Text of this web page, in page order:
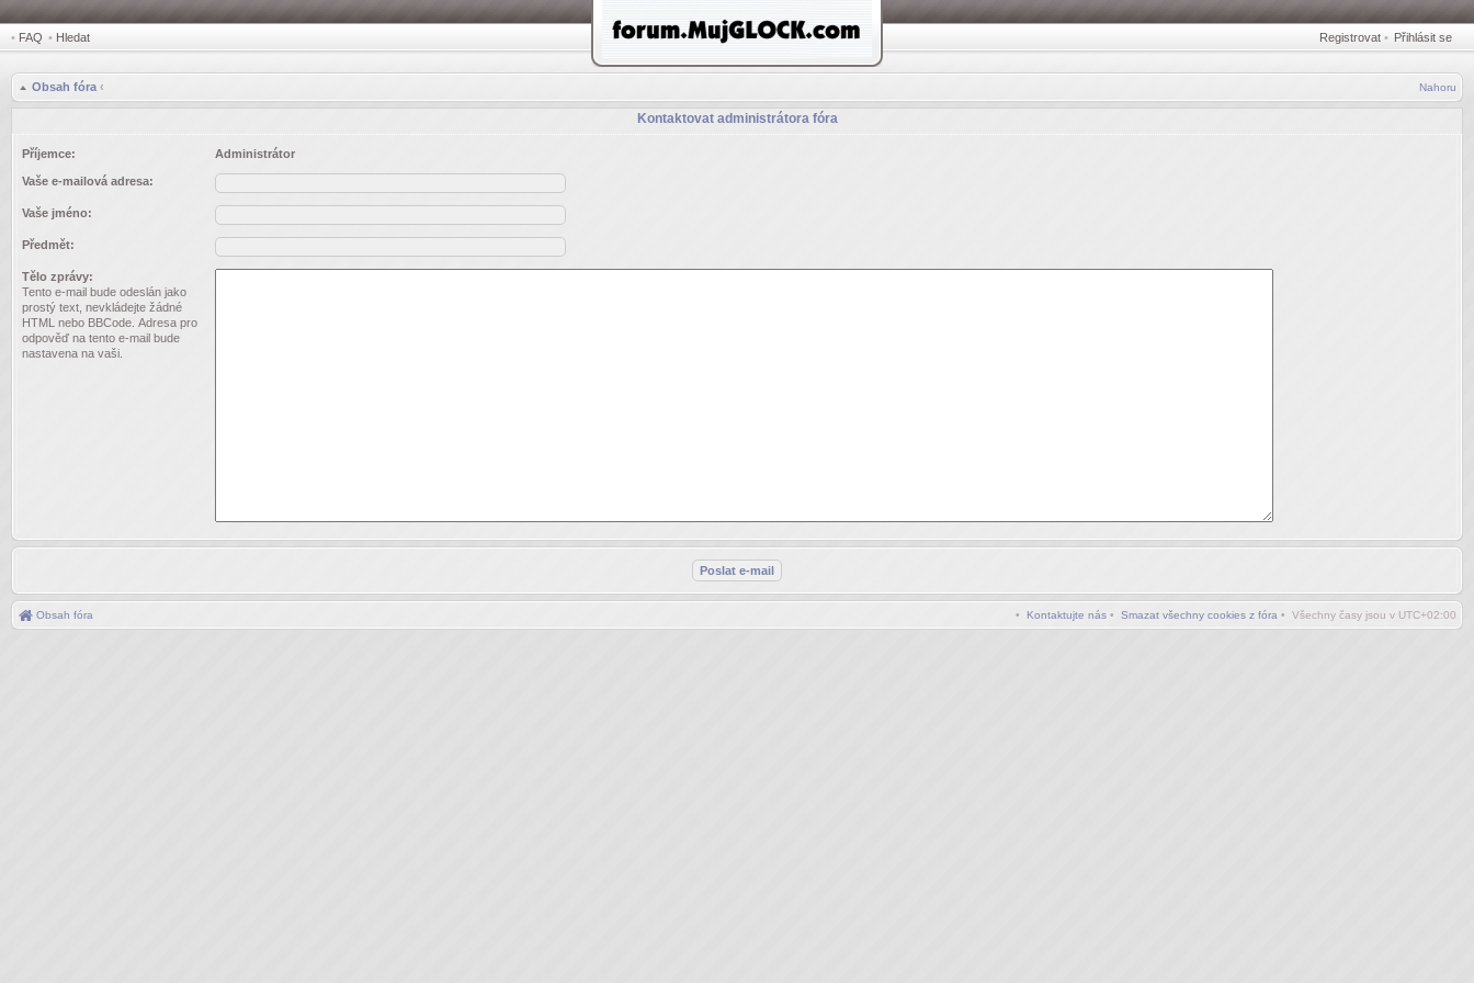
• FAQ • Hledat Registrovat • Přihlásit se
Obsah fóra ‹ Nahoru
Kontaktovat administrátora fóra
Příjemce: Administrátor
Vaše e-mailová adresa:
Vaše jméno:
Předmět:
Tělo zprávy:
Tento e-mail bude odeslán jako
prostý text, nevkládejte žádné
HTML nebo BBCode. Adresa pro
odpověď na tento e-mail bude
nastavena na vaši.
Obsah fóra • Všechny časy jsou v UTC+02:00
• Smazat všechny cookies z fóra
• Kontaktujte nás